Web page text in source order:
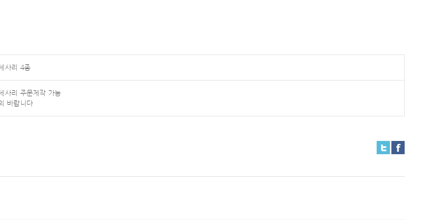
사리 4종
사리 주문제작 가능
바랍니다